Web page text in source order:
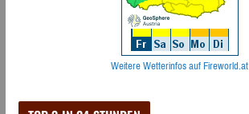
Weitere Wetterinfos auf Fireworld.at